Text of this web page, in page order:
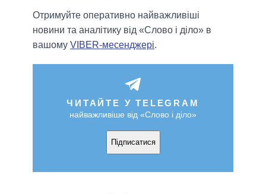
Отримуйте оперативно найважливіші
новини та аналітику від «Слово і діло» в
вашому VIBER-месенджері.
ЧИТАЙТЕ У TELEGRAM
найважливіше від «Слово і діло»
Підписатися